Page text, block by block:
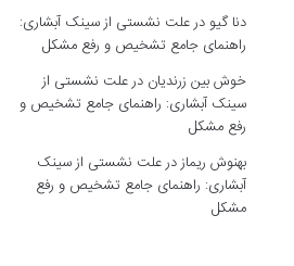
دنا گیو درعلت نشستی از سینک آبشاری:
راهنمای جامع تشخیص و رفع مشکل
خوش بین زرندیان درعلت نشستی از
سینک آبشاری: راهنمای جامع تشخیص و
رفع مشکل
بهنوش ریمازدرعلت نشستی از سینک
آبشاری: راهنمای جامع تشخیص و رفع
مشکل